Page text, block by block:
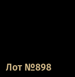
Лот №898